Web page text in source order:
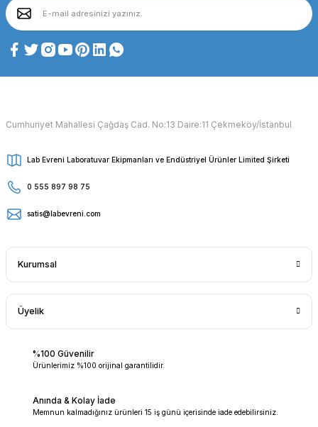
Cumhuriyet Mahallesi Çağdaş Cad. No:13 Daire:11 Çekmeköy/İstanbul
Lab Evreni Laboratuvar Ekipmanları ve Endüstriyel Ürünler Limited Şirketi
0 555 897 98 75
satis@labevreni.com
Kurumsal
Üyelik
%100 Güvenilir
Ürünlerimiz %100 orijinal garantilidir.
Anında & Kolay İade
Memnun kalmadığınız ürünleri 15 iş günü içerisinde iade edebilirsiniz.